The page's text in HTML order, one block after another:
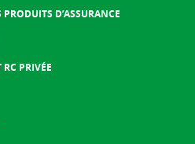
D’ASSURANCE
PRIVÉE